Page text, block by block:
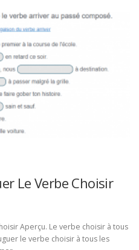
Le Verbe Choisir
Aperçu. Le verbe choisir à tous
le verbe choisir à tous les